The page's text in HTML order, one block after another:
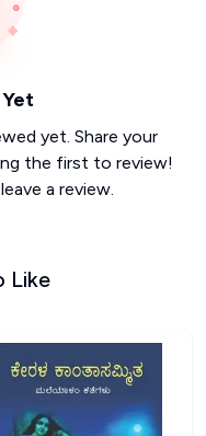
yet. Share your
the first to review!
a review.
Like